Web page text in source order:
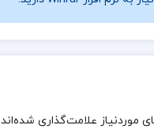
موردنیاز علامت‌گذاری شده‌اند